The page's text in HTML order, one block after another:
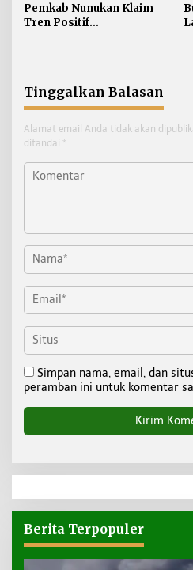
Pemkab Nunukan Klaim
Tren Positif
Tinggalkan Balasan
Alamat email Anda tidak akan
ditandai *
Simpan nama, email, dan
peramban ini untuk komentar
Berita Terpopuler